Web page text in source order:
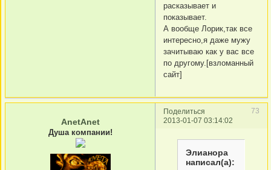
расказывает и
показывает.
А вообще Лорик,так все
интересно,я даже мужу
зачитываю как у вас все
по другому.[взломанный
сайт]
Поделиться
73
2013-01-07 03:14:02
AnetAnet
Душа компании!
Элианора
написал(а):